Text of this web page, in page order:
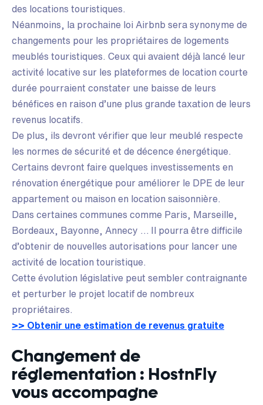
des locations touristiques.
Néanmoins, la prochaine loi Airbnb sera synonyme de
changements pour les propriétaires de logements
meublés touristiques. Ceux qui avaient déjà lancé leur
activité locative sur les plateformes de location courte
durée pourraient constater une baisse de leurs
bénéfices en raison d’une plus grande taxation de leurs
revenus locatifs.
De plus, ils devront vérifier que leur meublé respecte
les normes de sécurité et de décence énergétique.
Certains devront faire quelques investissements en
rénovation énergétique pour améliorer le DPE de leur
appartement ou maison en location saisonnière.
Dans certaines communes comme Paris, Marseille,
Bordeaux, Bayonne, Annecy … Il pourra être difficile
d’obtenir de nouvelles autorisations pour lancer une
activité de location touristique.
Cette évolution législative peut sembler contraignante
et perturber le projet locatif de nombreux
propriétaires.
>> Obtenir une estimation de revenus gratuite
Changement de
réglementation : HostnFly
vous accompagne